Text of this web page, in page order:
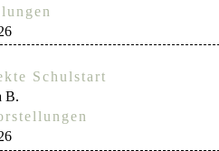
Schulstart
B.